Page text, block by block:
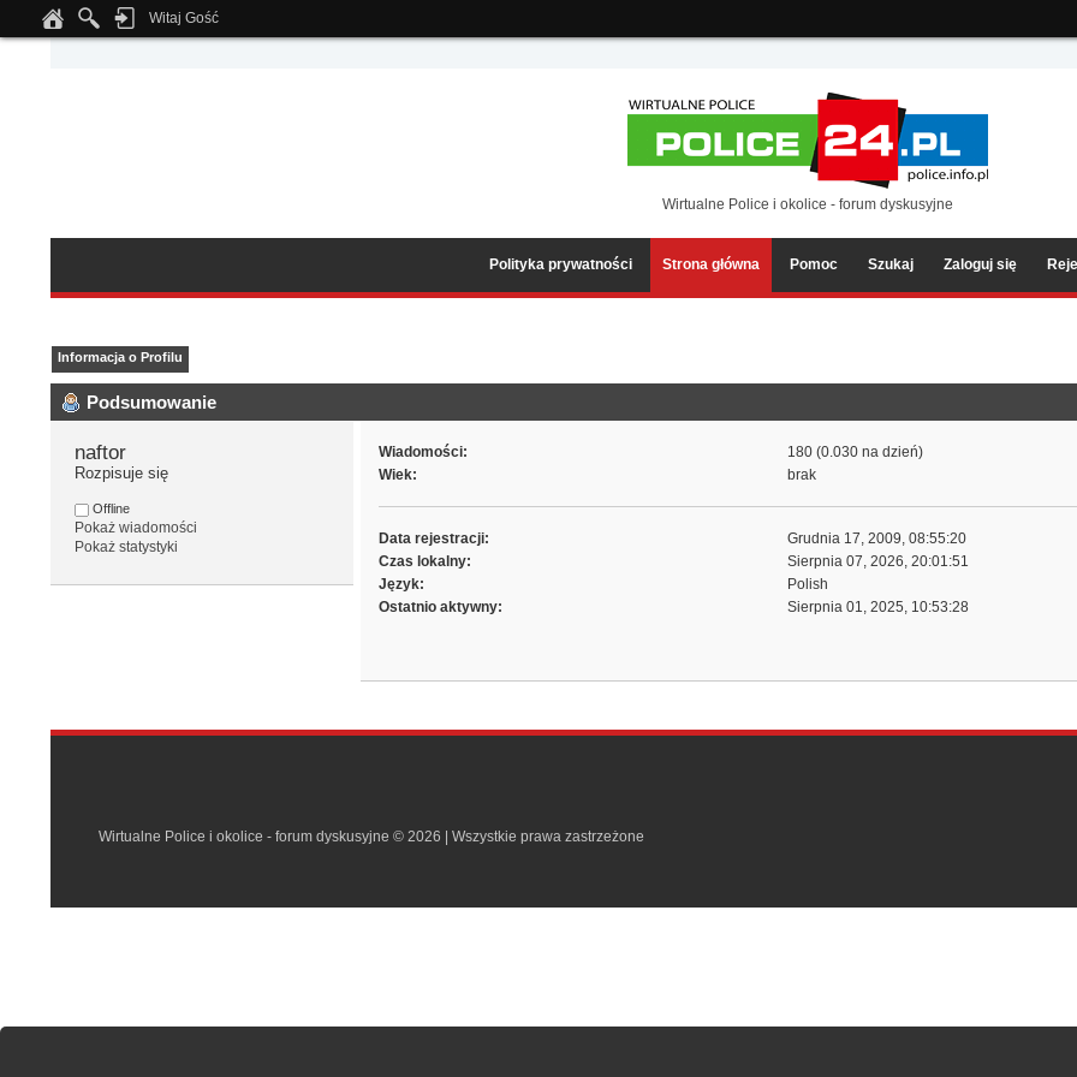
Notice: Undefined index: tapatalk_body_hook in
Witaj Gość
Wirtualne Police i okolice - forum dyskusyjne
Polityka prywatności Strona główna Pomoc Szukaj Zaloguj się
Informacja o Profilu
Podsumowanie
naftor
Rozpisuje się
Offline
Pokaż wiadomości
Pokaż statystyki
Wiadomości:
180 (0.030 na dzień)
Wiek:
brak
Data rejestracji:
Grudnia 17, 2009, 08:55:20
Czas lokalny:
Sierpnia 07, 2026, 20:01:51
Język:
Polish
Ostatnio aktywny:
Sierpnia 01, 2025, 10:53:28
Wirtualne Police i okolice - forum dyskusyjne © 2026 | Wszystkie prawa zastrzeżone